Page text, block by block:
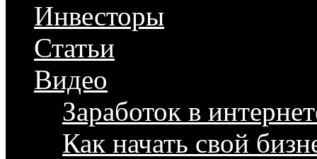
Инвесторы
Статьи
Видео
Заработок в
Как начать свой